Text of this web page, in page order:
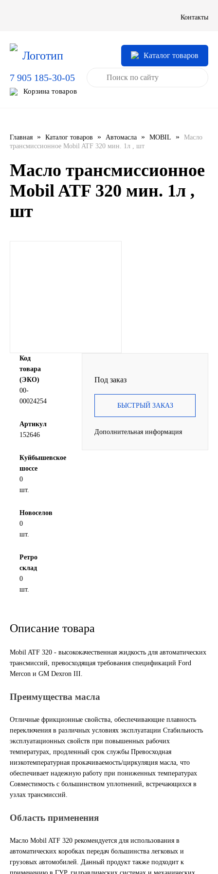
Контакты
MANNOL
OIL RIGHT
REPSOL
SHELL
ZIC
BP VISCO
ГАЗПРОМ
ЛУКОЙЛ
Оригинальные масла
MOZER
Другие бренды подшипников
Автожидкости
Охлаждающие жидкости
Тормозные жидкости
Автосмазки
CHEVRON
OIL RIGHT
АГРИНОЛ
Каталог товаров
7 905 185-30-05
Корзина товаров
Главная » Каталог товаров » Автомасла » MOBIL »
Масло
трансмиссионное Mobil ATF 320 мин. 1л , шт
Масло трансмиссионное
Mobil ATF 320 мин. 1л ,
шт
Код
товара
(ЭКО)
00-
00024254
Артикул
152646
Куйбышевское
шоссе
0
шт.
Новоселов
0
шт.
Ретро
склад
0
шт.
Под заказ
БЫСТРЫЙ ЗАКАЗ
Дополнительная информация
Описание товара
Mobil ATF 320 - высококачественная жидкость для автоматических
трансмиссий, превосходящая требования спецификаций Ford
Mercon и GM Dexron III.
Преимущества масла
Отличные фрикционные свойства, обеспечивающие плавность
переключения в различных условиях эксплуатации Стабильность
эксплуатационных свойств при повышенных рабочих
температурах, продленный срок службы Превосходная
низкотемпературная прокачиваемость/циркуляция масла, что
обеспечивает надежную работу при пониженных температурах
Совместимость с большинством уплотнений, встречающихся в
узлах трансмиссий.
Область применения
Масло Mobil ATF 320 рекомендуется для использования в
автоматических коробках передач большинства легковых и
грузовых автомобилей. Данный продукт также подходит к